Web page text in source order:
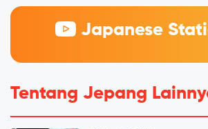
Japanese
Tentang Jepang